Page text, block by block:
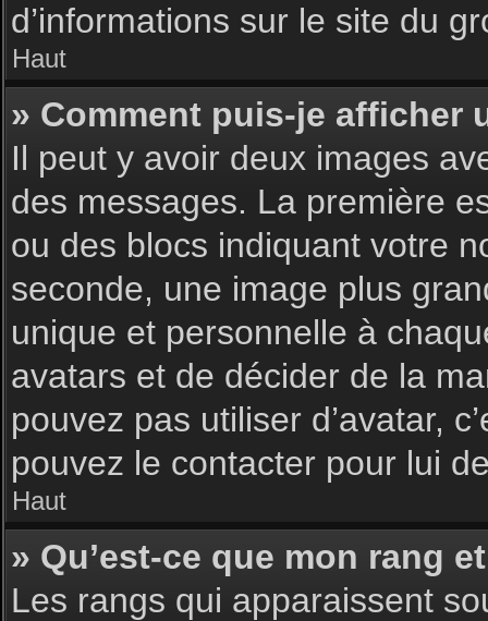
d’informations sur le site du
Haut
» Comment puis-je afficher
Il peut y avoir deux images
des messages. La première
ou des blocs indiquant votre
seconde, une image plus
unique et personnelle à
avatars et de décider de la
pouvez pas utiliser d’avatar,
pouvez le contacter pour lui
Haut
» Qu’est-ce que mon rang
Les rangs qui apparaissent